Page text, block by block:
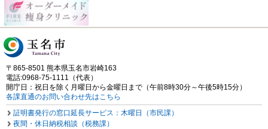
〒865-8501 熊本県玉名市岩崎163
電話:0968-75-1111（代表）
開庁日：祝日を除く月曜日から金曜日まで（午前8時30分～午後5時15分）
各課直通のお問い合わせ先はこちら
証明書発行の窓口延長サービス：木曜日（市民課）
夜間・休日納税相談（税務課）